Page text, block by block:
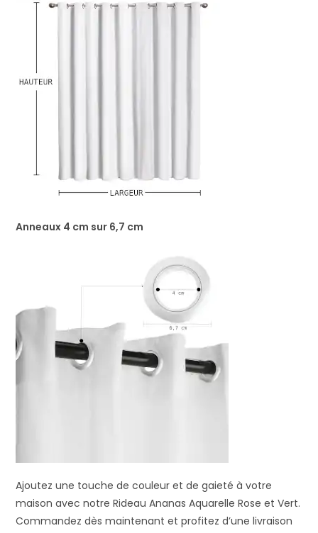
Anneaux 4 cm sur 6,7 cm
Ajoutez une touche de couleur et de gaieté à votre
maison avec notre Rideau Ananas Aquarelle Rose et Vert.
Commandez dès maintenant et profitez d’une livraison